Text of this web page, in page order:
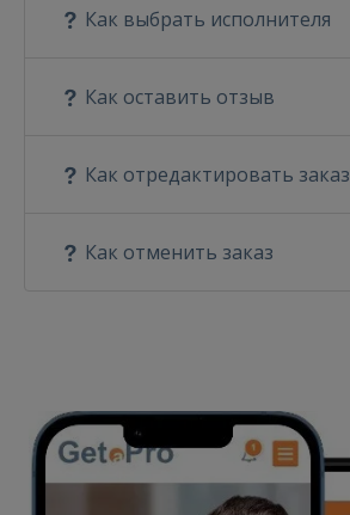
Как выбрать исполнителя
Как оставить отзыв
Как отредактировать заказ
Как отменить заказ